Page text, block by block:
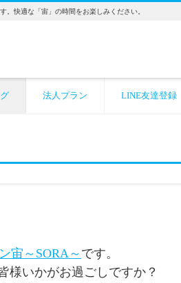
快適な「宙」の時間をお楽しみください。
法人プラン LINE友達登録
宙～SORA～ です。
様いかがお過ごしですか？